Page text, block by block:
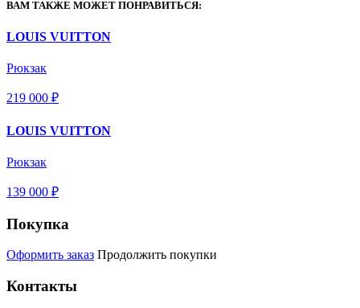
ВАМ ТАКЖЕ МОЖЕТ ПОНРАВИТЬСЯ:
LOUIS VUITTON
Рюкзак
219 000 ₽
LOUIS VUITTON
Рюкзак
139 000 ₽
Покупка
Оформить заказ Продолжить покупки
Контакты